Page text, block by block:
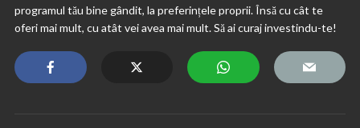
programul tău bine gândit, la preferințele proprii. Însă cu cât te
oferi mai mult, cu atât vei avea mai mult. Să ai curaj investindu-te!